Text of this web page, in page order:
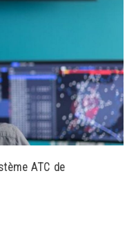
ATC de